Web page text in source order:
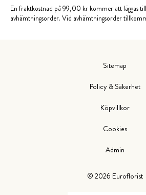
En fraktkostnad på 99,00 kr kommer att läggas
avhämtningsorder. Vid avhämtningsorder
© 2026 Euroflorist
Sitemap
Policy & Säkerhet
Köpvillkor
Cookies
Admin